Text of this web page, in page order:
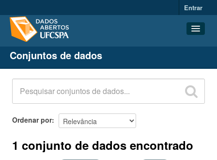
Entrar
Conjuntos de dados
Organizações
Grupos
Sobre
Conjuntos de dados
Ordenar por
1 conjunto de dados encontrado